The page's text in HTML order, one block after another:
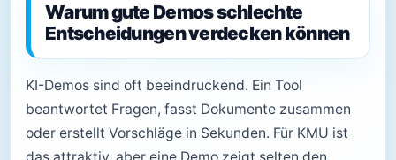
Warum gute Demos schlechte
Entscheidungen verdecken können
KI-Demos sind oft beeindruckend. Ein Tool
beantwortet Fragen, fasst Dokumente zusammen
oder erstellt Vorschläge in Sekunden. Für KMU ist